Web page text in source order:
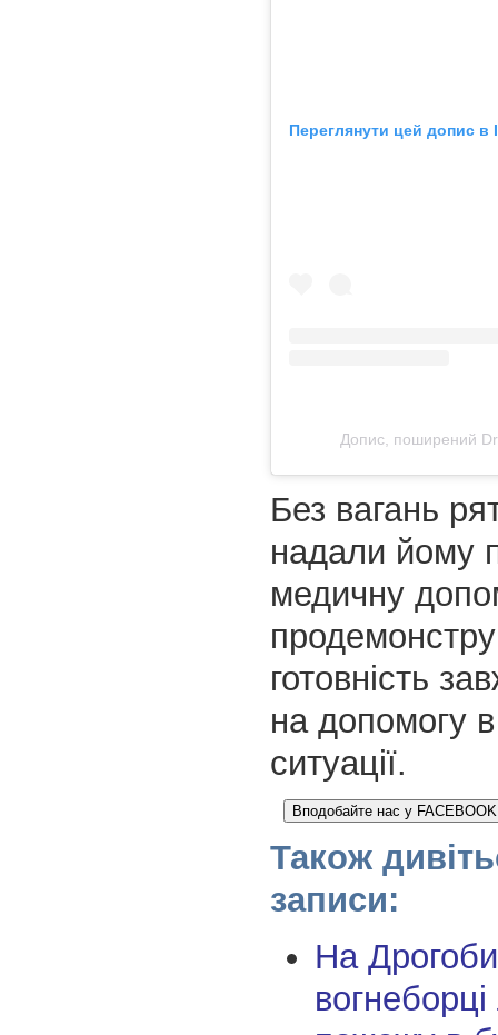
Переглянути цей допис в
Допис, поширений
Без вагань
надали йому
медичну
готовність
на допомогу в
ситуації.
Вподобайте нас у
Також
записи:
На
вогнеборці